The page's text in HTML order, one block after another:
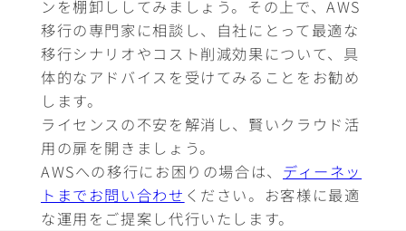
ンを棚卸ししてみましょう。その上で、AWS
移行の専門家に相談し、自社にとって最適な
移行シナリオやコスト削減効果について、具
体的なアドバイスを受けてみることをお勧め
します。
ライセンスの不安を解消し、賢いクラウド活
用の扉を開きましょう。
AWSへの移行にお困りの場合は、 ディーネッ
トまでお問い合わせ ください。お客様に最適
な運用をご提案し代行いたします。